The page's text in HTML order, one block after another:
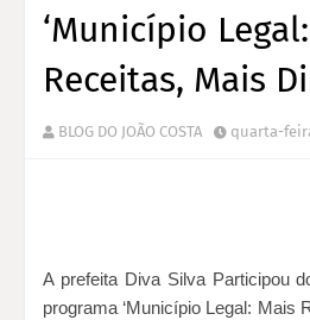
‘Município
Receitas, Mais
BLOG DO JOÃO COSTA quarta-
A prefeita Diva Silva Participou
programa ‘Município Legal: Mais